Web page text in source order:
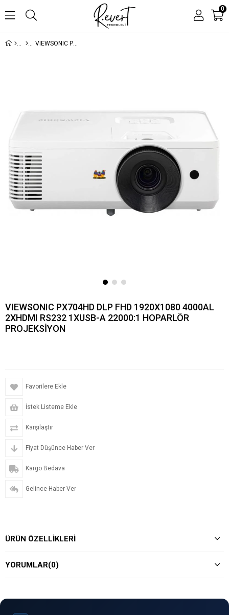
0
VIEWSONIC PX704HD DLP FHD 1920X1080 4000AL 2XHDMI RS232 1XUSB-A 22000:1 HOPARLÖR PROJEKSİYON
VIEWSONIC PX704HD DLP FHD 1920X1080 4000AL
2XHDMI RS232 1XUSB-A 22000:1 HOPARLÖR
PROJEKSİYON
Favorilere Ekle
İstek Listeme Ekle
Karşılaştır
Fiyat Düşünce Haber Ver
Kargo Bedava
Gelince Haber Ver
ÜRÜN ÖZELLIKLERI
YORUMLAR(0)